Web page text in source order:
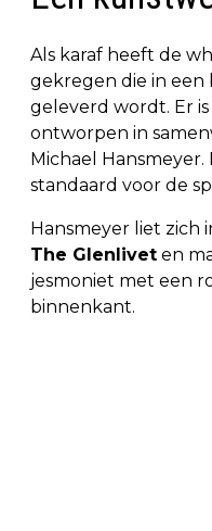
Als karaf heeft de
gekregen die in
geleverd wordt. Er
ontworpen in
Michael
standaard voor de
Hansmeyer liet zich
The Glenlivet en
jesmoniet met een
binnenkant.